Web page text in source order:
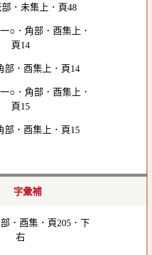
．未集上．頁48
部．酉集上．頁14
部．酉集上．頁15
字彙補